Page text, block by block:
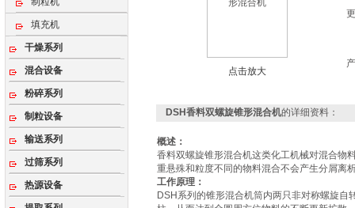
填充机
干燥系列
混合设备
粉碎系列
制粒设备
输送系列
过筛系列
热源设备
点击放大
DSH香料双螺旋锥形混合机的详细资料：
概述：
香料双螺旋锥形混合机这类化工机械对混合物
重悬殊和粒度不同的物料混合不会产生分屑离
工作原理：
DSH系列的锥形混合机筒内两只非对称螺旋